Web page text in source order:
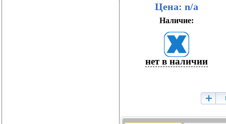
Цена: n/a
Наличие:
нет в наличии